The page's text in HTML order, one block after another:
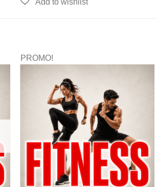
PROMO!